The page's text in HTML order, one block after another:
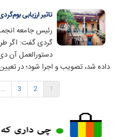
تاثیر ارزیابی
رئیس جامعه
گردی گفت: اگر
دستورالعمل آن
داده شد، تصویب و اجرا شود؛ در
1
2
3
…